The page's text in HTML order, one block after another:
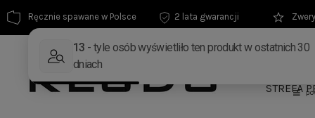
Ręcznie spawane w Polsce 2 lata gwarancji
STREFA